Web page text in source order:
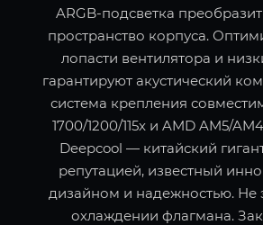
ARGB-подсветка
пространство корпуса.
лопасти вентилятора и
гарантируют акустический
система крепления
1700/1200/115x и AMD AM5/
Deepcool — китайский
репутацией, известный
дизайном и надежностью. Не
охлаждении флагмана.